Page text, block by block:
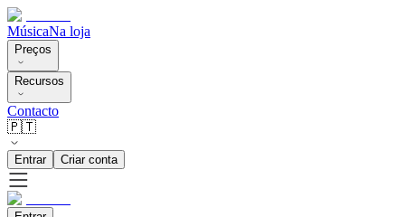
MúsicaNa loja
Preços
Recursos
Contacto
🇵🇹
Entrar Criar conta